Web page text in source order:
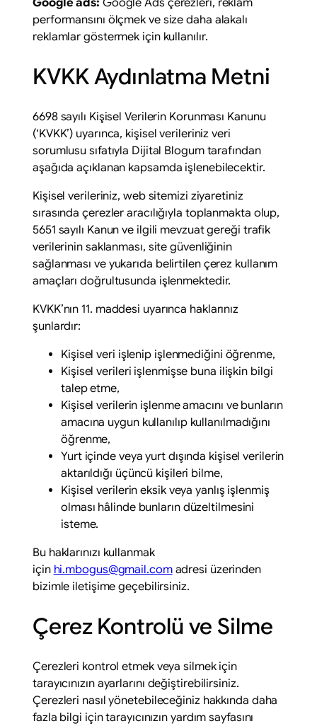
Google ads: Google Ads çerezleri, reklam
performansını ölçmek ve size daha alakalı
reklamlar göstermek için kullanılır.
KVKK Aydınlatma Metni
6698 sayılı Kişisel Verilerin Korunması Kanunu
(‘KVKK’) uyarınca, kişisel verileriniz veri
sorumlusu sıfatıyla Dijital Blogum tarafından
aşağıda açıklanan kapsamda işlenebilecektir.
Kişisel verileriniz, web sitemizi ziyaretiniz
sırasında çerezler aracılığıyla toplanmakta olup,
5651 sayılı Kanun ve ilgili mevzuat gereği trafik
verilerinin saklanması, site güvenliğinin
sağlanması ve yukarıda belirtilen çerez kullanım
amaçları doğrultusunda işlenmektedir.
KVKK’nın 11. maddesi uyarınca haklarınız
şunlardır:
Kişisel veri işlenip işlenmediğini öğrenme,
Kişisel verileri işlenmişse buna ilişkin bilgi
talep etme,
Kişisel verilerin işlenme amacını ve bunların
amacına uygun kullanılıp kullanılmadığını
öğrenme,
Yurt içinde veya yurt dışında kişisel verilerin
aktarıldığı üçüncü kişileri bilme,
Kişisel verilerin eksik veya yanlış işlenmiş
olması hâlinde bunların düzeltilmesini
isteme.
Bu haklarınızı kullanmak
için hi.mbogus@gmail.comadresi üzerinden
bizimle iletişime geçebilirsiniz.
Çerez Kontrolü ve Silme
Çerezleri kontrol etmek veya silmek için
tarayıcınızın ayarlarını değiştirebilirsiniz.
Çerezleri nasıl yönetebileceğiniz hakkında daha
fazla bilgi için tarayıcınızın yardım sayfasını